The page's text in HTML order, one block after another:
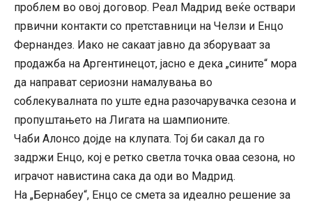
проблем во овој договор. Реал Мадрид веќе оствари
првични контакти со претставници на Челзи и Енцо
Фернандез. Иако не сакаат јавно да зборуваат за
продажба на Аргентинецот, јасно е дека „сините“ мора
да направат сериозни намалувања во
соблекувалната по уште една разочарувачка сезона и
пропуштањето на Лигата на шампионите.
Чаби Алонсо дојде на клупата. Тој би сакал да го
задржи Енцо, кој е ретко светла точка оваа сезона, но
играчот навистина сака да оди во Мадрид.
На „Бернабеу“, Енцо се смета за идеално решение за